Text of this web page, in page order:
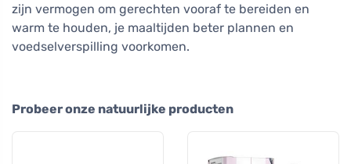
zijn vermogen om gerechten vooraf te bereiden en
warm te houden, je maaltijden beter plannen en
voedselverspilling voorkomen.
Probeer onze natuurlijke producten